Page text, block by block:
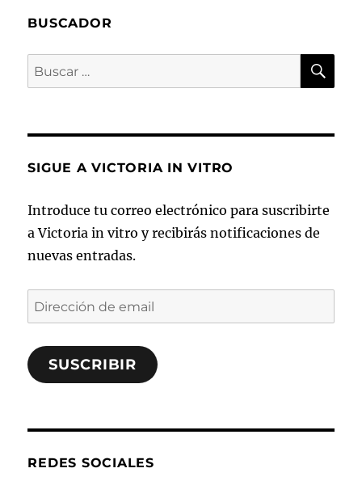
BUSCADOR
Buscar
por:
SIGUE A VICTORIA IN VITRO
Introduce tu correo electrónico para suscribirte
a Victoria in vitro y recibirás notificaciones de
nuevas entradas.
Dirección
de
email
SUSCRIBIR
REDES SOCIALES